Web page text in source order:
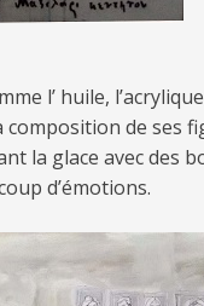
l’ huile,
composition de ses
la glace avec des
d’émotions.